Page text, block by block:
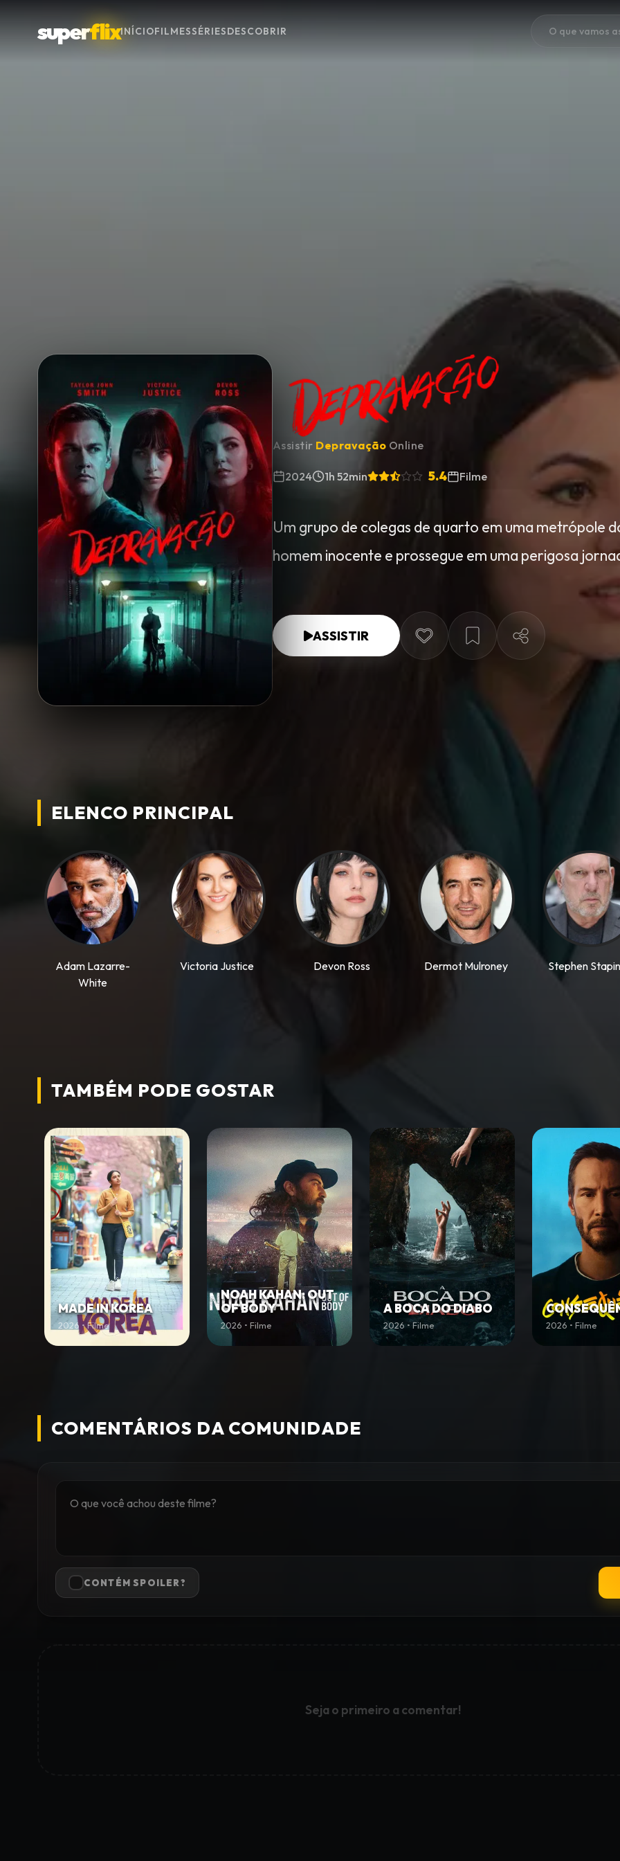
superflixINÍCIOFILMESSÉRIESDESCOBRIR
Pesquisar Assistir Depravação Online
2024 1h 52min 5.4 Filme
Um grupo de colegas de quarto em uma metrópole
homem inocente e prossegue em uma perigosa
ASSISTIR
ELENCO PRINCIPAL
Adam Lazarre-
White
Victoria Justice Devon Ross Dermot Mulroney Stephen
TAMBÉM PODE GOSTAR
MADE IN KOREA
2026 • Filme
NOAH KAHAN: OUT
OF BODY
2026 • Filme
A BOCA DO DIABO
2026 • Filme 2026 • Filme
COMENTÁRIOS DA COMUNIDADE
CONTÉM SPOILER?
Seja o primeiro a comentar!